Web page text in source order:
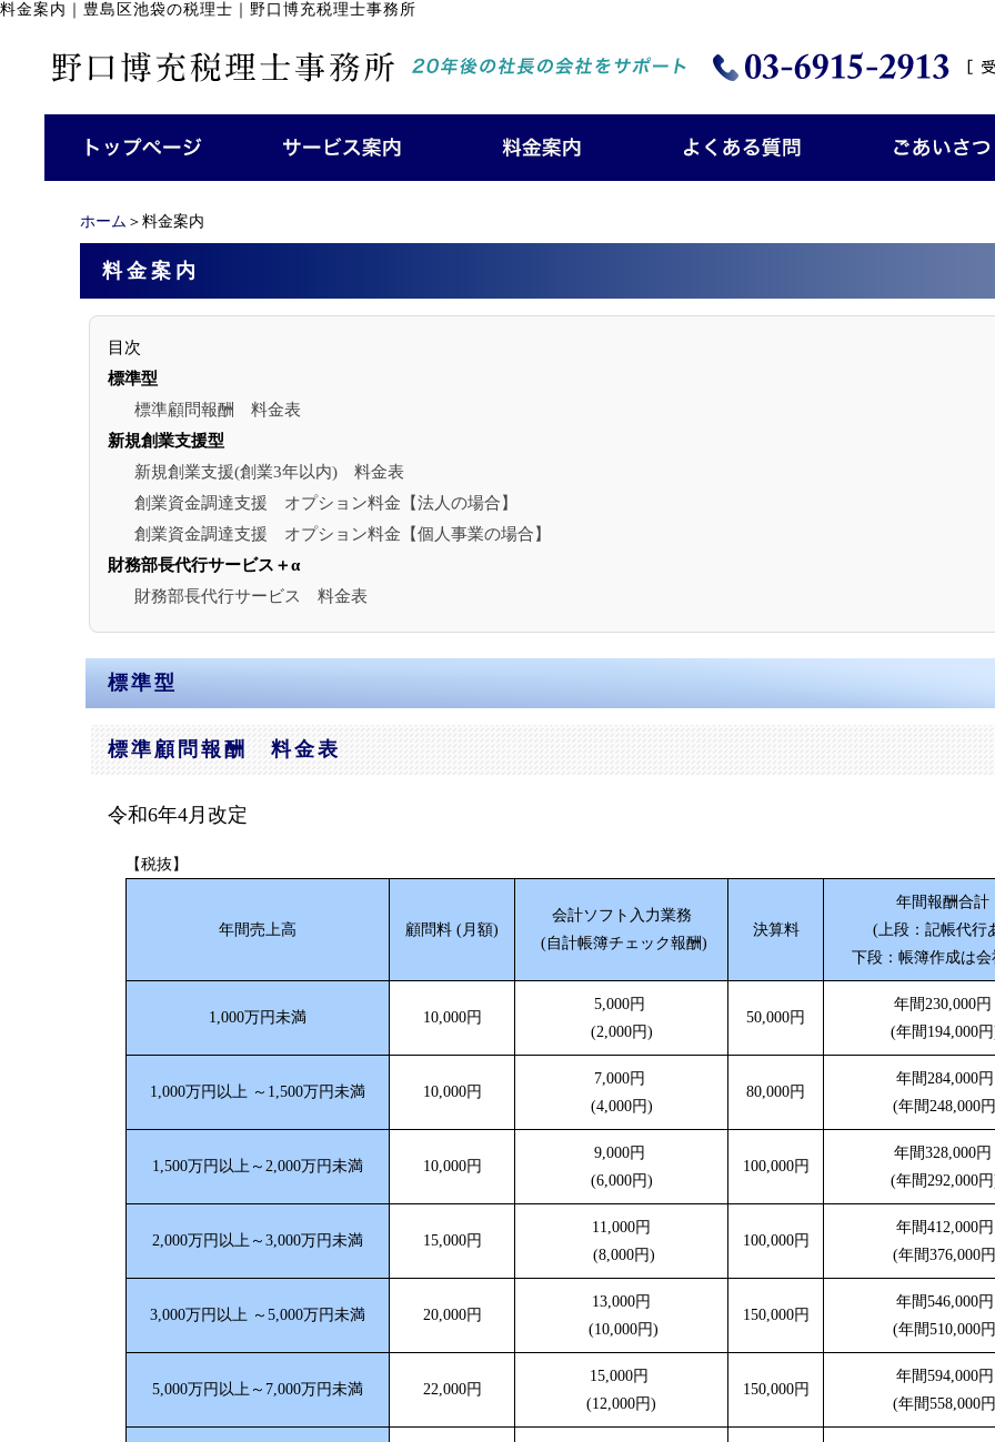
料金案内 豊島区池袋の税理士｜野口博充税理士事務所
ホーム ＞料金案内
料金案内
目次
標準型
標準顧問報酬 料金表
新規創業支援型
新規創業支援(創業3年以内) 料金表
創業資金調達支援 オプション料金【法人の場合】
創業資金調達支援 オプション料金【個人事業の場合】
財務部長代行サービス＋α
財務部長代行サービス 料金表
標準型
標準顧問報酬 料金表
令和6年4月改定
【税抜】
年間売上高 顧問料 (月額)
会計ソフト入力業務
(自計帳簿チェック報酬)
決算料
年間報酬合計
(上段：記帳代行
下段：帳簿作成は会
1,000万円未満 10,000円
5,000円
(2,000円)
50,000円
年間230,000円
(年間194,000
1,000万円以上 ～1,500万円未満 10,000円
7,000円
(4,000円)
80,000円
年間284,000円
(年間248,000
1,500万円以上～2,000万円未満 10,000円
9,000円
(6,000円)
100,000円
年間328,000円
(年間292,000
2,000万円以上～3,000万円未満 15,000円
11,000円
(8,000円)
100,000円
年間412,000円
(年間376,000
3,000万円以上 ～5,000万円未満 20,000円
13,000円
(10,000円)
150,000円
年間546,000円
(年間510,000
5,000万円以上～7,000万円未満 22,000円
15,000円
(12,000円)
150,000円
年間594,000円
(年間558,000